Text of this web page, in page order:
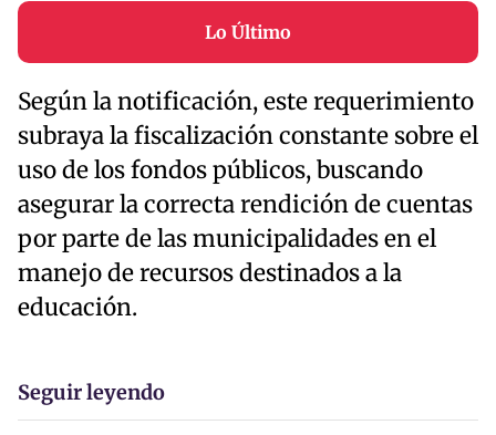
Lo Último
Según la notificación, este requerimiento
subraya la fiscalización constante sobre el
uso de los fondos públicos, buscando
asegurar la correcta rendición de cuentas
por parte de las municipalidades en el
manejo de recursos destinados a la
educación.
Seguir leyendo